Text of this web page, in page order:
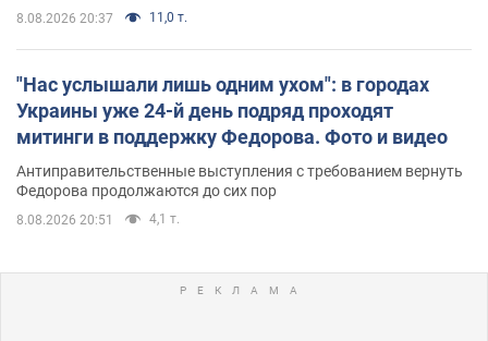
8.08.2026 20:37 11,0 т.
"Нас услышали лишь одним ухом": в городах
Украины уже 24-й день подряд проходят
митинги в поддержку Федорова. Фото и видео
Антиправительственные выступления с требованием вернуть
Федорова продолжаются до сих пор
8.08.2026 20:51 4,1 т.